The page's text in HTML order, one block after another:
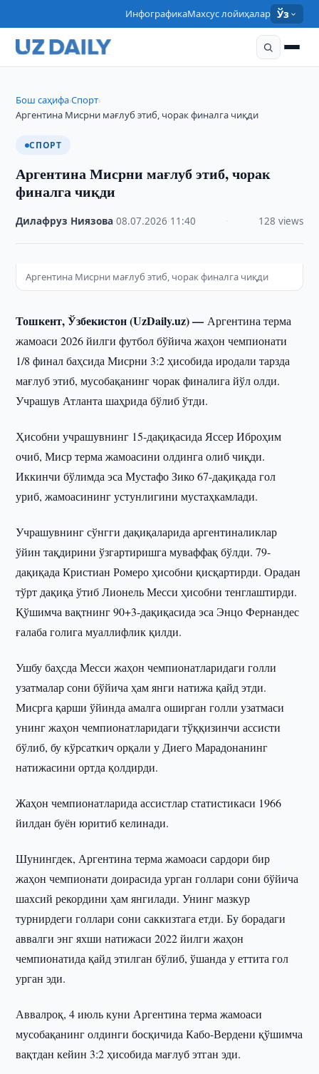
ИнфографикаМахсус лойиҳалар Ўз
Бош саҳифа›Спорт›
Аргентина Мисрни мағлуб этиб, чорак финалга чиқди
СПОРТ
Аргентина Мисрни мағлуб этиб, чорак
финалга чиқди
Дилафруз Ниязова ·08.07.2026 11:40 128 views
Аргентина Мисрни мағлуб этиб, чорак финалга чиқди
Тошкент, Ўзбекистон (UzDaily.uz) —Аргентина терма
жамоаси 2026 йилги футбол бўйича жаҳон чемпионати
1/8 финал баҳсида Мисрни 3:2 ҳисобида иродали тарзда
мағлуб этиб, мусобақанинг чорак финалига йўл олди.
Учрашув Атланта шаҳрида бўлиб ўтди.
Ҳисобни учрашувнинг 15-дақиқасида Яссер Иброҳим
очиб, Миср терма жамоасини олдинга олиб чиқди.
Иккинчи бўлимда эса Мустафо Зико 67-дақиқада гол
уриб, жамоасининг устунлигини мустаҳкамлади.
Учрашувнинг сўнгги дақиқаларида аргентиналиклар
ўйин тақдирини ўзгартиришга муваффақ бўлди. 79-
дақиқада Кристиан Ромеро ҳисобни қисқартирди. Орадан
тўрт дақиқа ўтиб Лионель Месси ҳисобни тенглаштирди.
Қўшимча вақтнинг 90+3-дақиқасида эса Энцо Фернандес
ғалаба голига муаллифлик қилди.
Ушбу баҳсда Месси жаҳон чемпионатларидаги голли
узатмалар сони бўйича ҳам янги натижа қайд этди.
Мисрга қарши ўйинда амалга оширган голли узатмаси
унинг жаҳон чемпионатларидаги тўққизинчи ассисти
бўлиб, бу кўрсаткич орқали у Диего Марадонанинг
натижасини ортда қолдирди.
Жаҳон чемпионатларида ассистлар статистикаси 1966
йилдан буён юритиб келинади.
Шунингдек, Аргентина терма жамоаси сардори бир
жаҳон чемпионати доирасида урган голлари сони бўйича
шахсий рекордини ҳам янгилади. Унинг мазкур
турнирдеги голлари сони саккизтага етди. Бу борадаги
аввалги энг яхши натижаси 2022 йилги жаҳон
чемпионатида қайд этилган бўлиб, ўшанда у еттита гол
урган эди.
Аввалроқ, 4 июль куни Аргентина терма жамоаси
мусобақанинг олдинги босқичида Кабо-Вердени қўшимча
вақтдан кейин 3:2 ҳисобида мағлуб этган эди.